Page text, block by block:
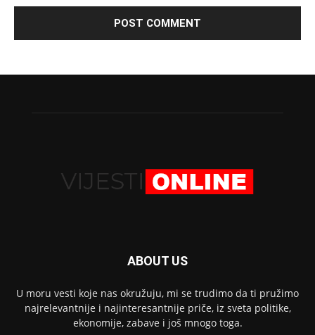
ABOUT US
U moru vesti koje nas okružuju, mi se trudimo da ti pružimo
najrelevantnije i najinteresantnije priče, iz sveta politike,
ekonomije, zabave i još mnogo toga.